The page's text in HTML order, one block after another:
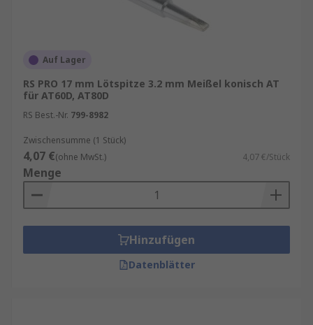
Auf Lager
RS PRO 17 mm Lötspitze 3.2 mm Meißel konisch AT
für AT60D, AT80D
RS Best.-Nr. 799-8982
Zwischensumme (1 Stück)
4,07 €(ohne MwSt.) 4,07 €/Stück
Menge
Hinzufügen
Datenblätter